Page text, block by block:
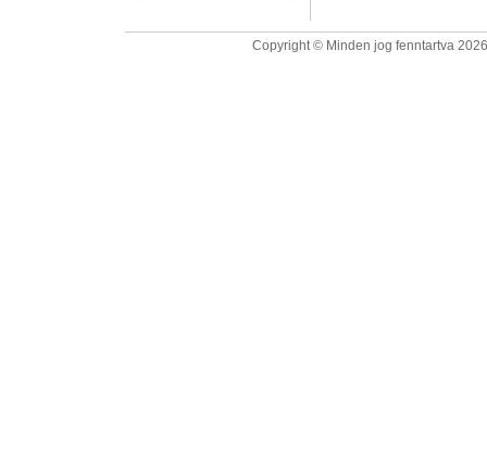
Copyright © Minden jog fenntartva